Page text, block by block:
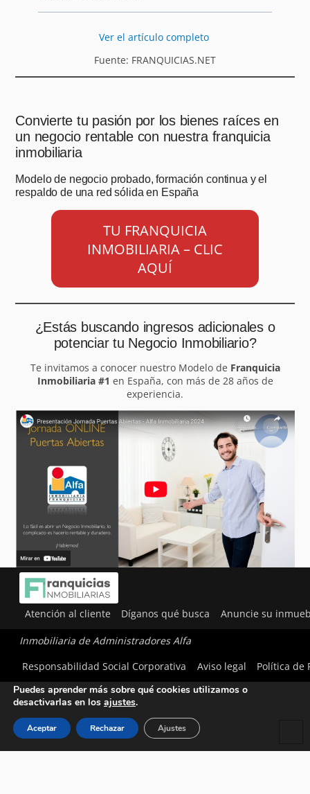
Ver el artículo completo
Fuente: FRANQUICIAS.NET
Convierte tu pasión por los bienes raíces en
un negocio rentable con nuestra franquicia
inmobiliaria
Modelo de negocio probado, formación continua y el
respaldo de una red sólida en España
TU FRANQUICIA
INMOBILIARIA – CLIC
AQUÍ
¿Estás buscando ingresos adicionales o
potenciar tu Negocio Inmobiliario?
Te invitamos a conocer nuestro Modelo de Franquicia
Inmobiliaria #1 en España, con más de 28 años de
experiencia.
Atención al cliente Díganos qué busca Anuncie su
Inmobiliaria de Administradores Alfa
Responsabilidad Social Corporativa
Aviso legal Política de
Utilizamos cookies para ofrecerte la mejor experiencia en
Puedes aprender más sobre qué cookies utilizamos o
desactivarlas en los ajustes.
Aceptar Rechazar Ajustes